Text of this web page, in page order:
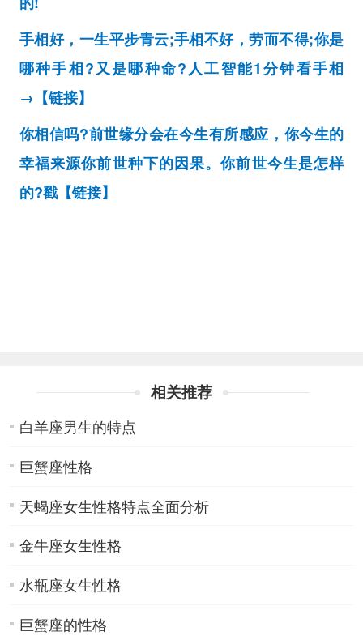
手相好，一生平步青云;手相不好，劳而不得;你是
哪种手相?又是哪种命?人工智能1分钟看手相
→【链接】
你相信吗?前世缘分会在今生有所感应，你今生的
幸福来源你前世种下的因果。你前世今生是怎样
的?戳【链接】
相关推荐
白羊座男生的特点
巨蟹座性格
天蝎座女生性格特点全面分析
金牛座女生性格
水瓶座女生性格
巨蟹座的性格